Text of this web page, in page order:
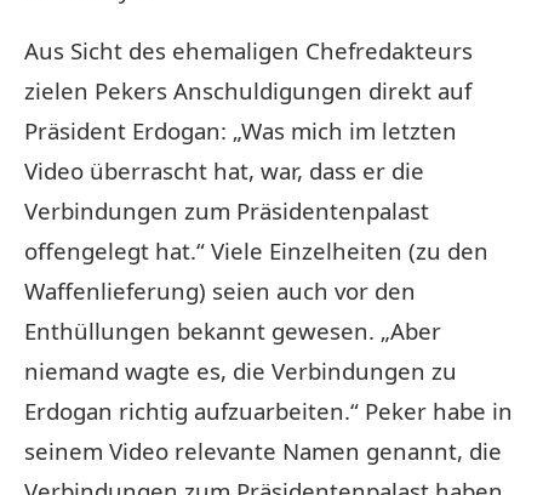
Aus Sicht des ehemaligen Chefredakteurs
zielen Pekers Anschuldigungen direkt auf
Präsident Erdogan: „Was mich im letzten
Video überrascht hat, war, dass er die
Verbindungen zum Präsidentenpalast
offengelegt hat.“ Viele Einzelheiten (zu den
Waffenlieferung) seien auch vor den
Enthüllungen bekannt gewesen. „Aber
niemand wagte es, die Verbindungen zu
Erdogan richtig aufzuarbeiten.“ Peker habe in
seinem Video relevante Namen genannt, die